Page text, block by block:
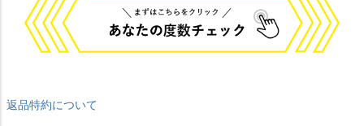
返品特約について